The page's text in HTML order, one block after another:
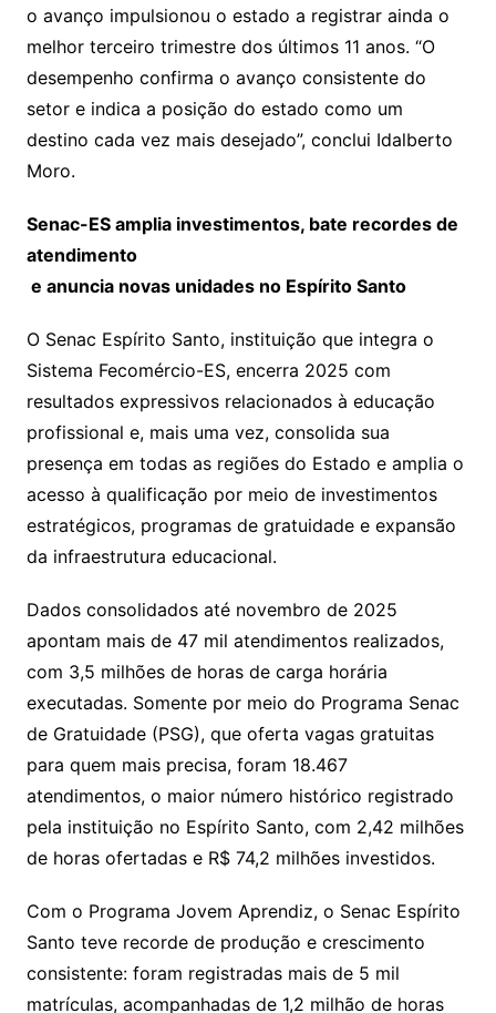
o avanço impulsionou o estado a registrar ainda o
melhor terceiro trimestre dos últimos 11 anos. “O
desempenho confirma o avanço consistente do
setor e indica a posição do estado como um
destino cada vez mais desejado”, conclui Idalberto
Moro.
Senac-ES amplia investimentos, bate recordes de
atendimento
e anuncia novas unidades no Espírito Santo
O Senac Espírito Santo, instituição que integra o
Sistema Fecomércio-ES, encerra 2025 com
resultados expressivos relacionados à educação
profissional e, mais uma vez, consolida sua
presença em todas as regiões do Estado e amplia o
acesso à qualificação por meio de investimentos
estratégicos, programas de gratuidade e expansão
da infraestrutura educacional.
Dados consolidados até novembro de 2025
apontam mais de 47 mil atendimentos realizados,
com 3,5 milhões de horas de carga horária
executadas. Somente por meio do Programa Senac
de Gratuidade (PSG), que oferta vagas gratuitas
para quem mais precisa, foram 18.467
atendimentos, o maior número histórico registrado
pela instituição no Espírito Santo, com 2,42 milhões
de horas ofertadas e R$ 74,2 milhões investidos.
Com o Programa Jovem Aprendiz, o Senac Espírito
Santo teve recorde de produção e crescimento
consistente: foram registradas mais de 5 mil
matrículas, acompanhadas de 1,2 milhão de horas